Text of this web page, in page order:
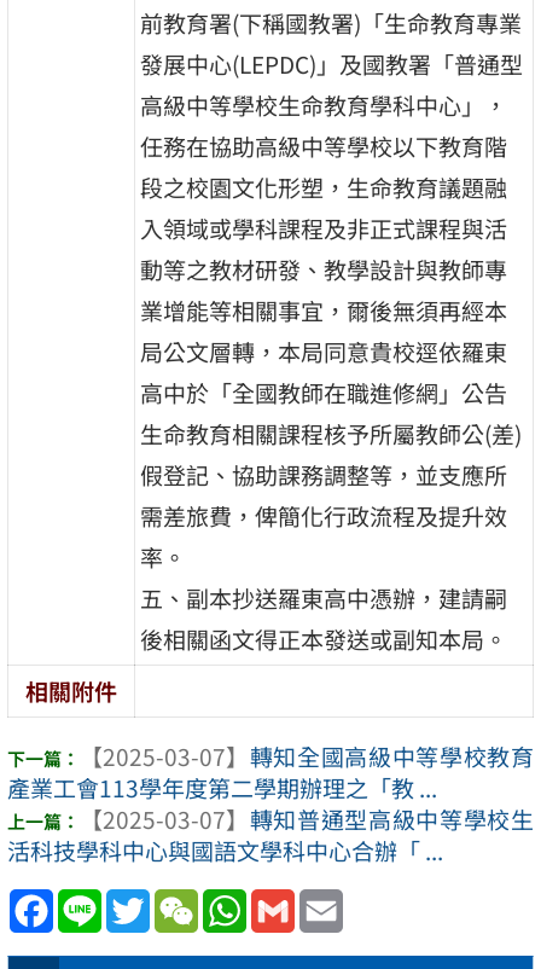
前教育署(下稱國教署)「生命教育專業
發展中心(LEPDC)」及國教署「普通型
高級中等學校生命教育學科中心」，
任務在協助高級中等學校以下教育階
段之校園文化形塑，生命教育議題融
入領域或學科課程及非正式課程與活
動等之教材研發、教學設計與教師專
業增能等相關事宜，爾後無須再經本
局公文層轉，本局同意貴校逕依羅東
高中於「全國教師在職進修網」公告
生命教育相關課程核予所屬教師公(差)
假登記、協助課務調整等，並支應所
需差旅費，俾簡化行政流程及提升效
率。
五、副本抄送羅東高中憑辦，建請嗣
後相關函文得正本發送或副知本局。
相關附件
【2025-03-07】 轉知全國高級中等學校教育
產業工會113學年度第二學期辦理之「教 ...
【2025-03-07】 轉知普通型高級中等學校生
活科技學科中心與國語文學科中心合辦「 ...
Facebook
Line TwitterWeChatWhatsApp
Gmail